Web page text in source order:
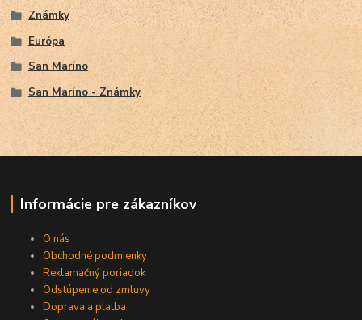
Známky
Európa
San Maríno
San Maríno - Známky
Informácie pre zákazníkov
O nás
Obchodné podmienky
Reklamačný poriadok
Odstúpenie od zmluvy
Doprava a platba